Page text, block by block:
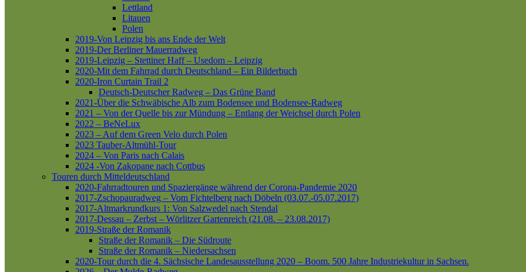
Lettland
Litauen
Polen
2019-Von Leipzig bis ans Ende der Welt
2019-Der Berliner Mauerradweg
2019-Leipzig – Stettiner Haff – Usedom – Leipzig
2020-Mit dem Fahrrad durch Deutschland – Ein Bilderbuch
2020-Iron Curtain Trail 2
Deutsch-Deutscher Radweg – Das Grüne Band
2021-Über die Schwäbische Alb zum Bodensee und Bodensee-Radweg
2021 – Von der Quelle bis zur Mündung – Entlang der Weichsel durch Polen
2022 – BeNeLux
2023 – Auf dem Green Velo durch Polen
2023 Tauber-Altmühl-Tour
2024 – Von Paris nach Calais
2024 -Von Zakopane nach Cottbus
Touren durch Mitteldeutschland
2020-Fahrradtouren und Spaziergänge während der Corona-Pandemie 2020
2017-Zschopauradweg – Vom Fichtelberg nach Döbeln (03.07.-05.07.2017)
2017-Altmarkrundkurs 1: Von Salzwedel nach Stendal
2017-Dessau – Zerbst – Wörlitzer Gartenreich (21.08. – 23.08.2017)
2019-Straße der Romanik
Straße der Romanik – Die Südroute
Straße der Romanik – Niedersachsen
2020-Tour durch die 4. Sächsische Landesausstellung 2020 – Boom. 500 Jahre Industriekultur in Sachsen.